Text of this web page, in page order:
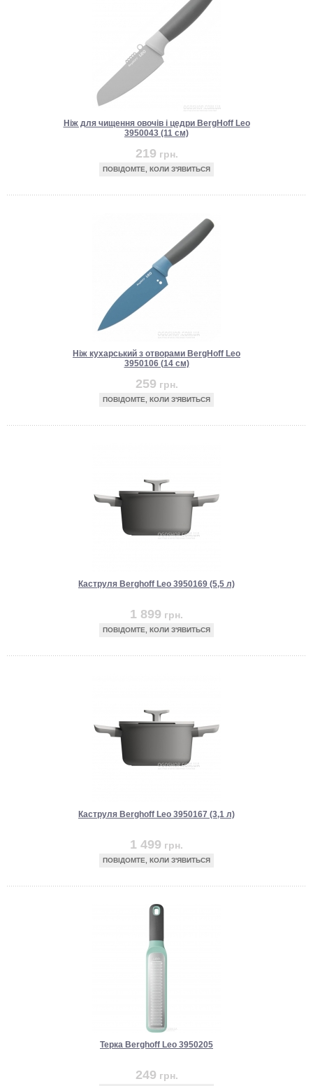
Ніж для чищення овочів і цедри BergHoff Leo
3950043 (11 см)
219 грн.
ПОВІДОМТЕ, КОЛИ З'ЯВИТЬСЯ
Ніж кухарський з отворами BergHoff Leo
3950106 (14 см)
259 грн.
ПОВІДОМТЕ, КОЛИ З'ЯВИТЬСЯ
Каструля Berghoff Leo 3950169 (5,5 л)
1 899 грн.
ПОВІДОМТЕ, КОЛИ З'ЯВИТЬСЯ
Каструля Berghoff Leo 3950167 (3,1 л)
1 499 грн.
ПОВІДОМТЕ, КОЛИ З'ЯВИТЬСЯ
Терка Berghoff Leo 3950205
249 грн.